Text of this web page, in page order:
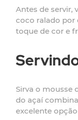
Antes de servir,
coco ralado por
toque de cor e
Sirva o mousse
do açaí
excelente